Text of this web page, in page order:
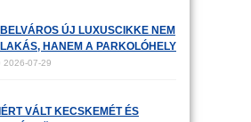
ÚJ LUXUSCIKKE NEM
HANEM A PARKOLÓHELY
2026-07-29
VÁLT KECSKEMÉT ÉS